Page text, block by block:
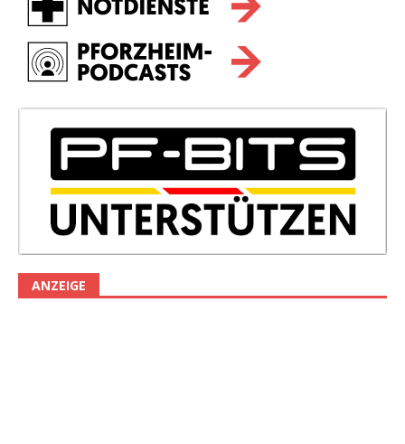
ANZEIGE